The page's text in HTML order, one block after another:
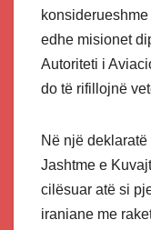
edhe misionet
Autoriteti i
do të rifillojnë
Në një
Jashtme e
cilësuar atë si
iraniane me